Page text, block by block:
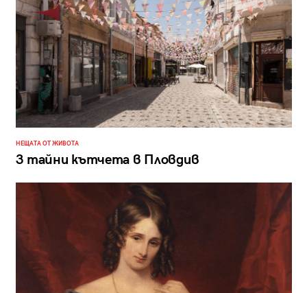
НЕЩАТА ОТ ЖИВОТА
3 тайни кътчета в Пловдив